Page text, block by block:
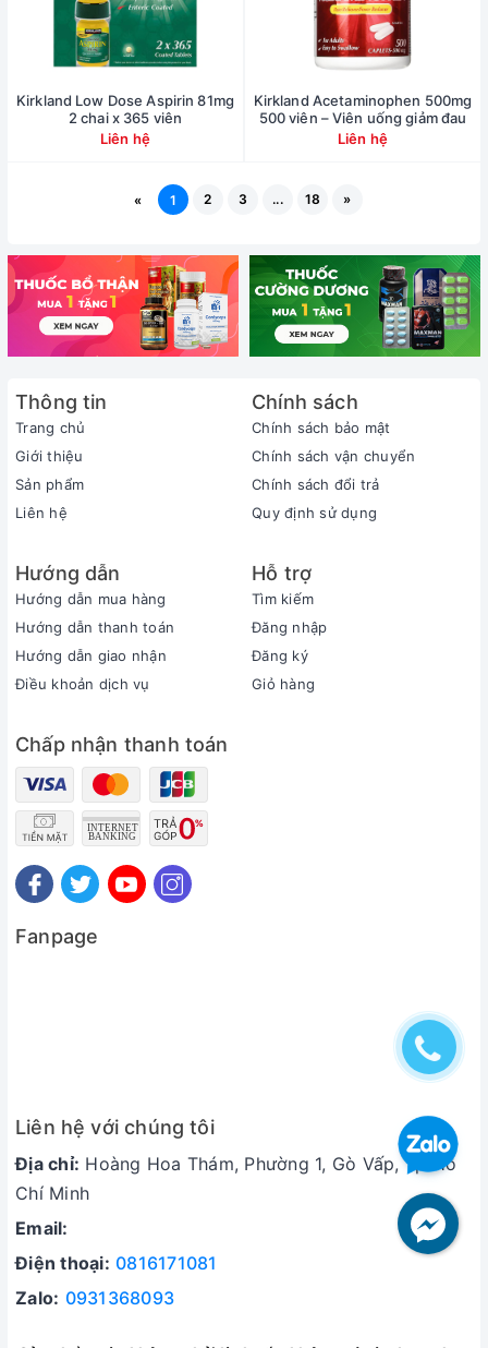
Kirkland Low Dose Aspirin 81mg
2 chai x 365 viên
Liên hệ
Kirkland Acetaminophen 500mg
500 viên – Viên uống giảm đau
Liên hệ
« 1 2 3 ... 18 »
Thông tin
Trang chủ
Giới thiệu
Sản phẩm
Liên hệ
Chính sách
Chính sách bảo mật
Chính sách vận chuyển
Chính sách đổi trả
Quy định sử dụng
Hướng dẫn
Hướng dẫn mua hàng
Hướng dẫn thanh toán
Hướng dẫn giao nhận
Điều khoản dịch vụ
Hỗ trợ
Tìm kiếm
Đăng nhập
Đăng ký
Giỏ hàng
Chấp nhận thanh toán
Fanpage
Liên hệ với chúng tôi
Địa chỉ: Hoàng Hoa Thám, Phường 1, Gò Vấp, Tp Hồ
Chí Minh
Email:
Điện thoại: 0816171081
Zalo: 0931368093